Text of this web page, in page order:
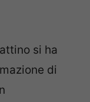
si ha
di